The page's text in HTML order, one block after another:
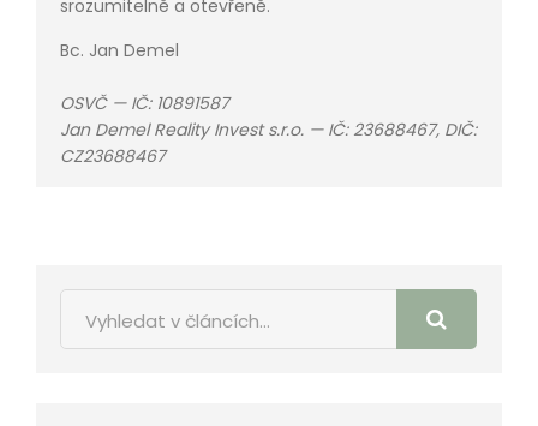
srozumitelně a otevřeně.
Bc. Jan Demel
OSVČ — IČ: 10891587
Jan Demel Reality Invest s.r.o. — IČ: 23688467, DIČ:
CZ23688467